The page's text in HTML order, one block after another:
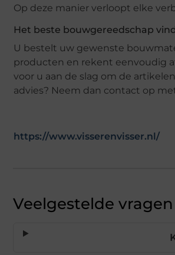
Op deze manier verloopt elke
Het beste bouwgereedschap
U bestelt uw gewenste
producten en rekent eenvoudig
voor u aan de slag om de
advies? Neem dan contact op
https://www.visserenvisser.nl/
Veelgestelde vragen